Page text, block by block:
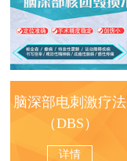
脑深部电刺激疗法
（DBS）
详情